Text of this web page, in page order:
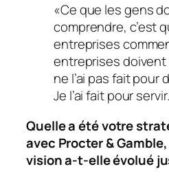
«Ce que les gens
comprendre, c’est
entreprises
entreprises doivent
ne l’ai pas fait pour
Je l’ai fait pour
Quelle a été votre
avec Procter &
vision a-t-elle évolué